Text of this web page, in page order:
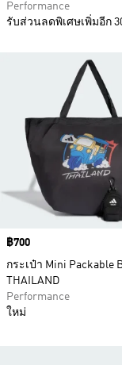
Price
฿700
กระเป๋า Mini Packable
THAILAND
Performance
ใหม่
Performance
รับส่วนลดพิเศษเพิ่มอีก